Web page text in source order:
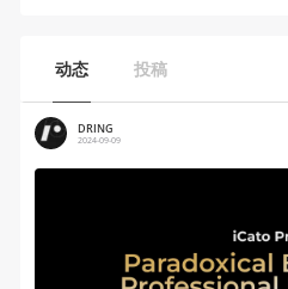
动态 投稿
DRING
2024-09-09